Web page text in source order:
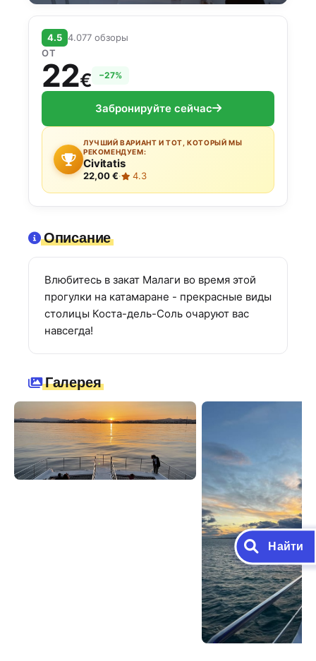
4.5 4.077 обзоры
ОТ
22€ −27%
Забронируйте сейчас
ЛУЧШИЙ ВАРИАНТ И ТОТ, КОТОРЫЙ МЫ
РЕКОМЕНДУЕМ:
Civitatis
22,00 €· 4.3
Описание
Влюбитесь в закат Малаги во время этой
прогулки на катамаране - прекрасные виды
столицы Коста-дель-Соль очаруют вас
навсегда!
Галерея
Найти